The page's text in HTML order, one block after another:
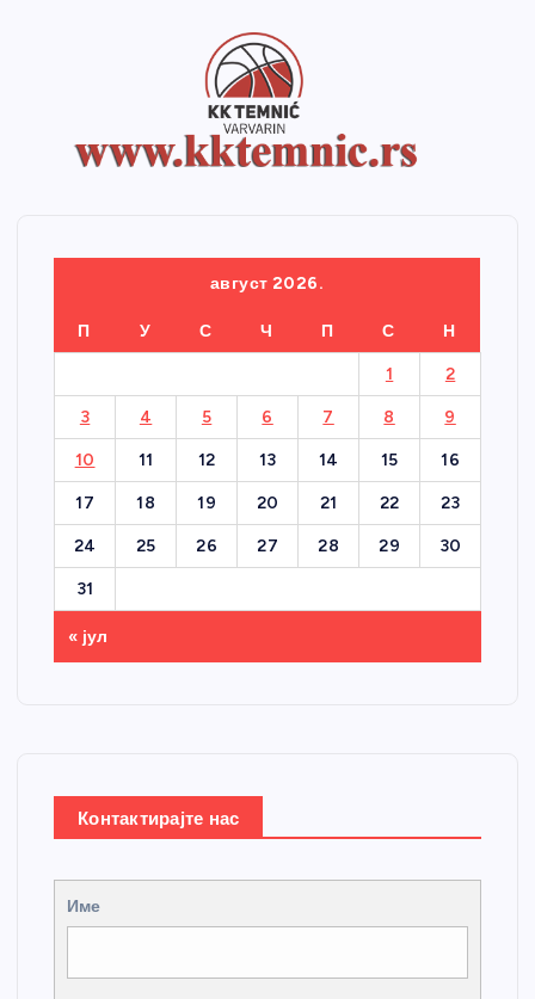
август 2026.
П У С Ч П С Н
1 2
3 4 5 6 7 8 9
10 11 12 13 14 15 16
17 18 19 20 21 22 23
24 25 26 27 28 29 30
31
« јул
Контактирајте нас
Име